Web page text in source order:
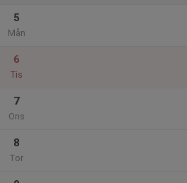
5
Mån
6
Tis
7
Ons
8
Tor